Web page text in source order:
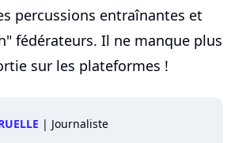
percussions entraînantes et
fédérateurs. Il ne manque plus
sur les plateformes !
| Journaliste